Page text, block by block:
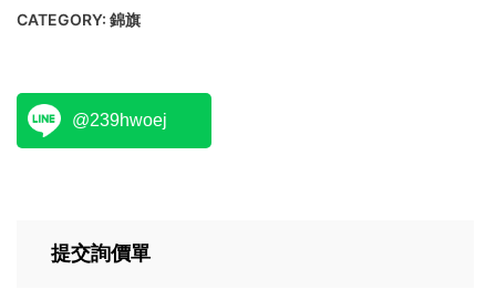
CATEGORY: 錦旗
@239hwoej
提交詢價單